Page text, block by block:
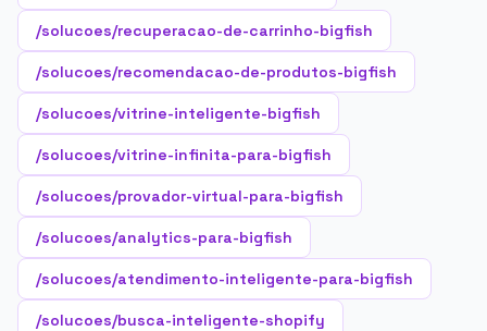
/solucoes/recuperacao-de-carrinho-bigfish
/solucoes/recomendacao-de-produtos-bigfish
/solucoes/vitrine-inteligente-bigfish
/solucoes/vitrine-infinita-para-bigfish
/solucoes/provador-virtual-para-bigfish
/solucoes/analytics-para-bigfish
/solucoes/atendimento-inteligente-para-bigfish
/solucoes/busca-inteligente-shopify